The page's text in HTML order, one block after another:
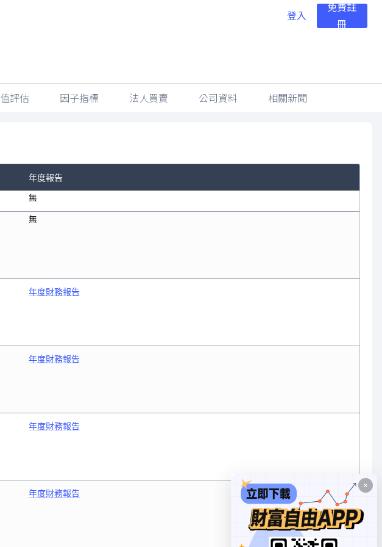
登入
免費註
冊
評估 因子指標 法人買賣 公司資料 相關新聞
年度報告
無
無
年度財務報告
年度財務報告
年度財務報告
年度財務報告